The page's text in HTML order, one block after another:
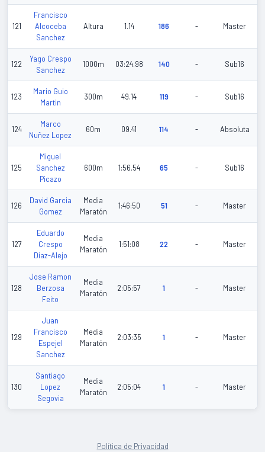
121
Francisco
Alcoceba
Sanchez
Altura 1.14 186 - Master
122
Yago Crespo
Sanchez
1000m 03:24.98 140 - Sub16
123
Mario Guio
Martin
300m 49.14 119 - Sub16
124
Marco
Nuñez Lopez
60m 09.41 114 - Absoluta
125
Miguel
Sanchez
Picazo
600m 1:56.54 65 - Sub16
126
David Garcia
Gomez
Media
Maratón
1:46:50 51 - Master
127
Eduardo
Crespo
Diaz-Alejo
Media
Maratón
1:51:08 22 - Master
128
Jose Ramon
Berzosa
Feito
Media
Maratón
2:05:57 1 - Master
129
Juan
Francisco
Espejel
Sanchez
Media
Maratón
2:03:35 1 - Master
130
Santiago
Lopez
Segovia
Media
Maratón
2:05:04 1 - Master
Política de Privacidad